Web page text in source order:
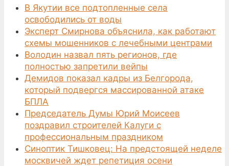
В Якутии все подтопленные села
освободились от воды
Эксперт Смирнова объяснила, как работают
схемы мошенников с лечебными центрами
Володин назвал пять регионов, где
полностью запретили вейпы
Демидов показал кадры из Белгорода,
который подвергся массированной атаке
БПЛА
Председатель Думы Юрий Моисеев
поздравил строителей Калуги с
профессиональным праздником
Синоптик Тишковец: На предстоящей неделе
москвичей ждет репетиция осени